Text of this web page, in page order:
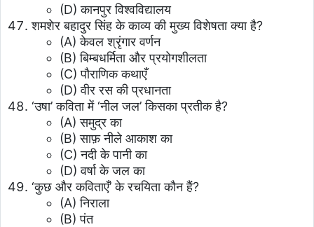
(D) कानपुर विश्वविद्यालय
शमशेर बहादुर सिंह के काव्य की मुख्य विशेषता क्या है?
(A) केवल श्रृंगार वर्णन
(B) बिम्बधर्मिता और प्रयोगशीलता
(C) पौराणिक कथाएँ
(D) वीर रस की प्रधानता
‘उषा’ कविता में ‘नील जल’ किसका प्रतीक है?
(A) समुद्र का
(B) साफ़ नीले आकाश का
(C) नदी के पानी का
(D) वर्षा के जल का
‘कुछ और कविताएँ’ के रचयिता कौन हैं?
(A) निराला
(B) पंत